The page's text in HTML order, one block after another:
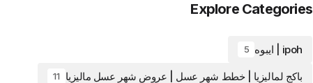
Explore Categories
ipoh | ايبوه 5
باكج لماليزيا | خطط شهر عسل | عروض شهر عسل ماليزيا 11